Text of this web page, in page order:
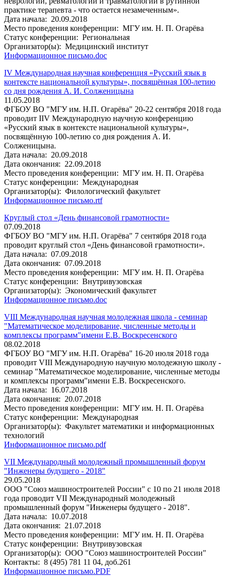
практике терапевта - что остается незамеченным».
Дата начала: 20.09.2018
Место проведения конференции: МГУ им. Н. П. Огарёва
Статус конференции: Региональная
Организатор(ы): Медицинский институт
Информационное письмо.doc
IV Международная научная конференция «Русский язык в
контексте национальной культуры», посвящённая 100-летию
со дня рождения А. И. Солженицына
11.05.2018
ФГБОУ ВО "МГУ им. Н.П. Огарёва" 20-22 сентября 2018 года
проводит IIV Международную научную конференцию
«Русский язык в контексте национальной культуры»,
посвящённую 100-летию со дня рождения А. И.
Солженицына.
Дата начала: 20.09.2018
Дата окончания: 22.09.2018
Место проведения конференции: МГУ им. Н. П. Огарёва
Статус конференции: Международная
Организатор(ы): Филологический факультет
Информационное письмо.rtf
Круглый стол «День финансовой грамотности»
07.09.2018
ФГБОУ ВО "МГУ им. Н.П. Огарёва" 7 сентября 2018 года
проводит круглый стол «День финансовой грамотности».
Дата начала: 07.09.2018
Дата окончания: 07.09.2018
Место проведения конференции: МГУ им. Н. П. Огарёва
Статус конференции: Внутривузовская
Организатор(ы): Экономический факультет
Информационное письмо.doc
VIII Международная научная молодежная школа - семинар
"Математическое моделирование, численные методы и
комплексы программ"имени Е.В. Воскресенского
08.02.2018
ФГБОУ ВО "МГУ им. Н.П. Огарёва" 16-20 июля 2018 года
проводит VIII Международную научную молодежную школу -
семинар "Математическое моделирование, численные методы
и комплексы программ"имени Е.В. Воскресенского.
Дата начала: 16.07.2018
Дата окончания: 20.07.2018
Место проведения конференции: МГУ им. Н. П. Огарёва
Статус конференции: Международная
Организатор(ы): Факультет математики и информационных
технологий
Информационное письмо.pdf
VII Международный молодежный промышленный форум
"Инженеры будущего - 2018"
29.05.2018
ООО "Союз машиностроителей России" с 10 по 21 июля 2018
года проводит VII Международный молодежный
промышленный форум "Инженеры будущего - 2018".
Дата начала: 10.07.2018
Дата окончания: 21.07.2018
Место проведения конференции: МГУ им. Н. П. Огарёва
Статус конференции: Внутривузовская
Организатор(ы): ООО "Союз машиностроителей России"
Контакты: 8 (495) 781 11 04, доб.261
Информационное письмо.PDF